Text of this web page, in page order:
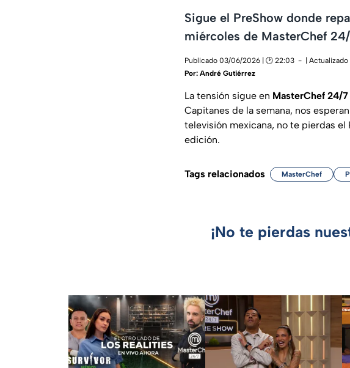
Sigue el PreShow donde
miércoles de MasterChef
Publicado 03/06/2026 | 🕑 22:03
| Actualizado
Por: André Gutiérrez
La tensión sigue en MasterChef 24/7
Capitanes de la semana, nos
televisión mexicana, no te pierdas el
edición.
Tags relacionados MasterChef
¡No te pierdas